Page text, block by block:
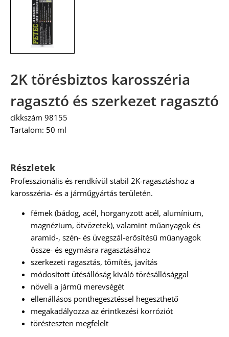
2K törésbiztos karosszéria
ragasztó és szerkezet ragasztó
cikkszám 98155
Tartalom: 50 ml
Részletek
Professzionális és rendkívül stabil 2K-ragasztáshoz a
karosszéria- és a járműgyártás területén.
fémek (bádog, acél, horganyzott acél, alumínium,
magnézium, ötvözetek), valamint műanyagok és
aramid-, szén- és üvegszál-erősítésű műanyagok
össze- és egymásra ragasztásához
szerkezeti ragasztás, tömítés, javítás
módosított ütésállóság kiváló törésállósággal
növeli a jármű merevségét
ellenállásos ponthegesztéssel hegeszthető
megakadályozza az érintkezési korróziót
törésteszten megfelelt